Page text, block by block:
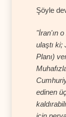
Şöyle
"İran'ın
ulaştı ki;
Planı)
edinen